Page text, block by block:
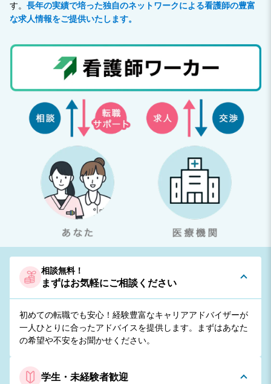
す。 長年の実績で培った独自のネットワークによる看護師の豊富
な求人情報をご提供いたします。
相談無料！
まずはお気軽にご相談ください
初めての転職でも安心！経験豊富なキャリアアドバイザーが
一人ひとりに合ったアドバイスを提供します。まずはあなた
の希望や不安をお聞かせください。​
学生・未経験者歓迎